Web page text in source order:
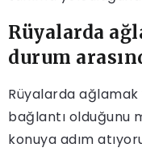
Rüyalarda
durum
Rüyalarda
bağlantı olduğunu
konuya adım